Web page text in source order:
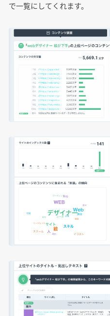
で一覧にしてくれます。